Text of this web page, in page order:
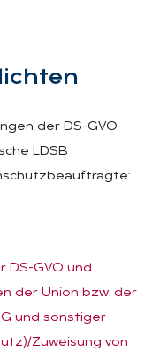
der DS-GVO
LDSB
DS-GVO und
der Union bzw. der
und sonstiger
Zuweisung von